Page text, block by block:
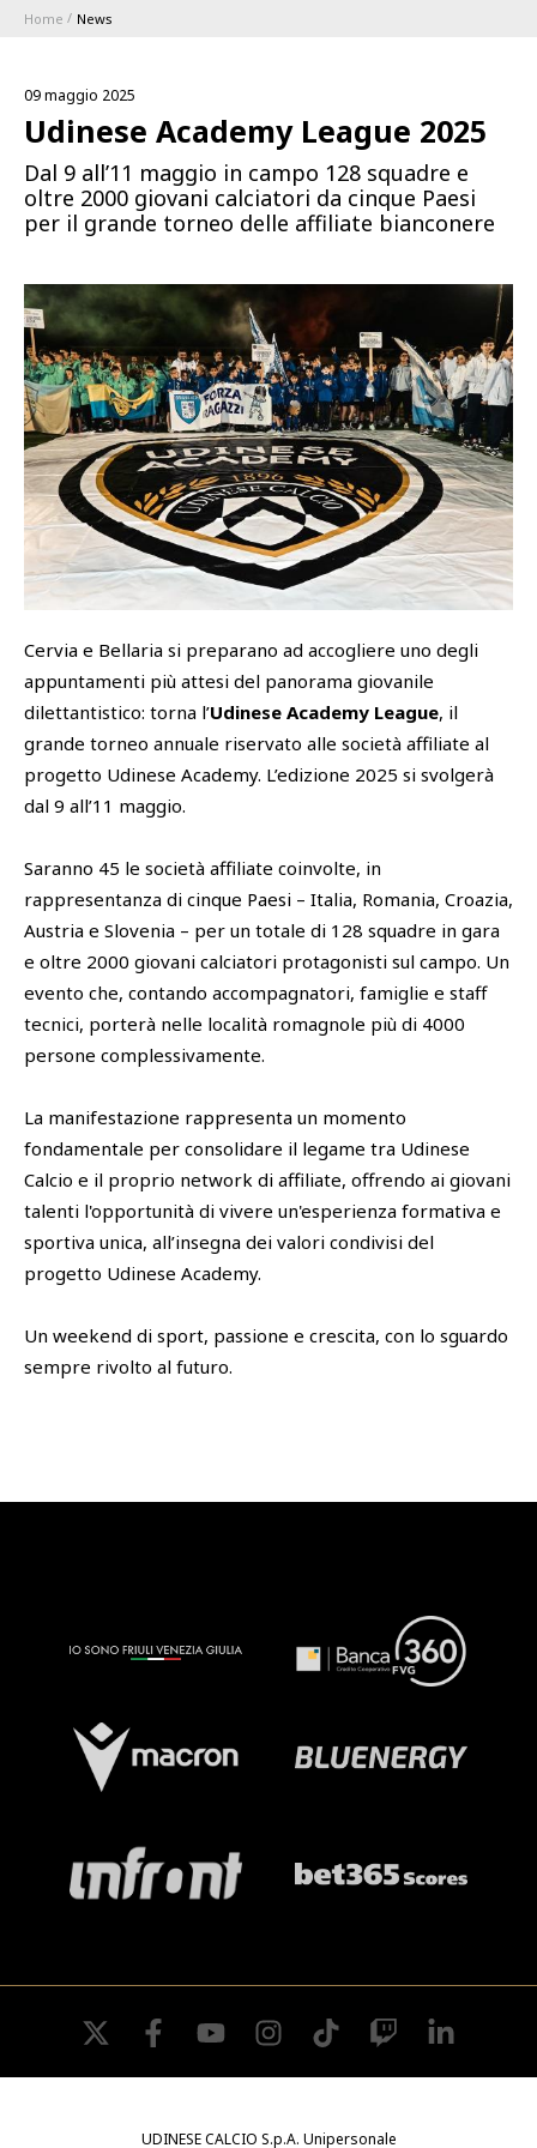
1896 MEMBERSHIP PROGRAM
STAGIONE
Serie A
Coppa Italia
Calendari e Risultati
Classifiche
Academy
Esports
BLUENERGY STADIUM
MEETING CENTER
SPONSOR
SQUADRE
SHOP
PHOTOGALLERY
Home News
09 maggio 2025
Udinese Academy League 2025
Dal 9 all’11 maggio in campo 128 squadre e
oltre 2000 giovani calciatori da cinque Paesi
per il grande torneo delle affiliate bianconere
Cervia e Bellaria si preparano ad accogliere uno degli
appuntamenti più attesi del panorama giovanile
dilettantistico: torna l’Udinese Academy League, il
grande torneo annuale riservato alle società affiliate al
progetto Udinese Academy. L’edizione 2025 si svolgerà
dal 9 all’11 maggio.
Saranno 45 le società affiliate coinvolte, in
rappresentanza di cinque Paesi – Italia, Romania, Croazia,
Austria e Slovenia – per un totale di 128 squadre in gara
e oltre 2000 giovani calciatori protagonisti sul campo. Un
evento che, contando accompagnatori, famiglie e staff
tecnici, porterà nelle località romagnole più di 4000
persone complessivamente.
La manifestazione rappresenta un momento
fondamentale per consolidare il legame tra Udinese
Calcio e il proprio network di affiliate, offrendo ai giovani
talenti l'opportunità di vivere un'esperienza formativa e
sportiva unica, all’insegna dei valori condivisi del
progetto Udinese Academy.
Un weekend di sport, passione e crescita, con lo sguardo
sempre rivolto al futuro.
twitter facebookyoutube instagramtiktok twitch
UDINESE CALCIO S.p.A. Unipersonale